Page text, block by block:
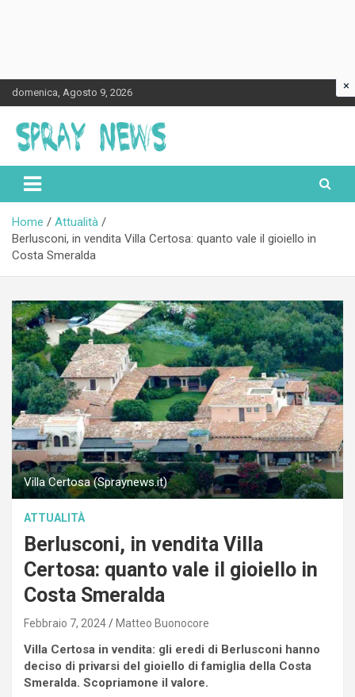
Skip
to
content
domenica, Agosto 9, 2026
Spraynews.it
Home
Attualità
Berlusconi, in vendita Villa Certosa: quanto vale il gioiello in
Costa Smeralda
Villa Certosa (Spraynews.it)
ATTUALITÀ
Berlusconi, in vendita Villa
Certosa: quanto vale il gioiello in
Costa Smeralda
Febbraio 7, 2024 Matteo Buonocore
Villa Certosa in vendita: gli eredi di Berlusconi hanno
deciso di privarsi del gioiello di famiglia della Costa
Smeralda. Scopriamone il valore.
×